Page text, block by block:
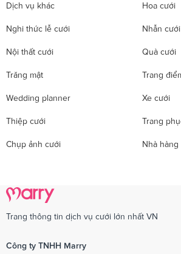
Dịch vụ khác Hoa cưới
Nghi thức lễ cưới Nhẫn cưới
Nội thất cưới Quà cưới
Trăng mật Trang
Wedding planner Xe cưới
Thiệp cưới Trang
Chụp ảnh cưới Nhà
Trang thông tin dịch vụ cưới lớn nhất VN
Công ty TNHH Marry